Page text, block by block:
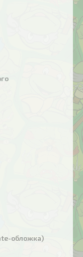
обложка)